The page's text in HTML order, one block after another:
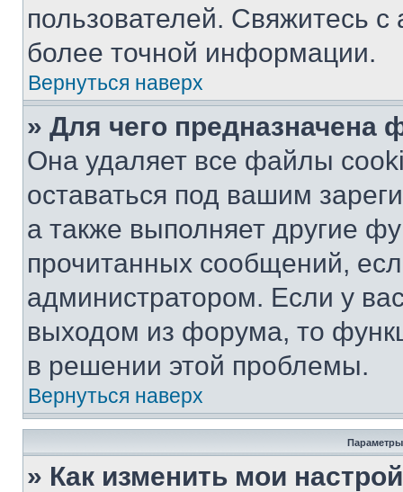
пользователей. Свяжитесь
более точной информации.
Вернуться наверх
» Для чего предназначена
Она удаляет все файлы
оставаться под вашим
а также выполняет другие
прочитанных сообщений,
администратором. Если у
выходом из форума, то
в решении этой проблемы.
Вернуться наверх
Параметры
» Как изменить мои